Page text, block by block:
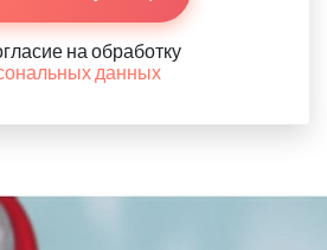
на обработку
данных